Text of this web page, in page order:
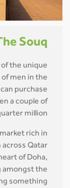
The Souq
of the unique
of men in the
can purchase
a couple of
million.
market rich in
across Qatar
heart of Doha,
amongst the
something